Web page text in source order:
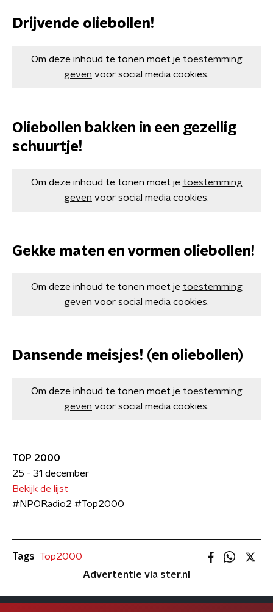
Drijvende oliebollen!
Om deze inhoud te tonen moet je toestemming
geven voor social media cookies.
Oliebollen bakken in een gezellig
schuurtje!
Om deze inhoud te tonen moet je toestemming
geven voor social media cookies.
Gekke maten en vormen oliebollen!
Om deze inhoud te tonen moet je toestemming
geven voor social media cookies.
Dansende meisjes! (en oliebollen)
Om deze inhoud te tonen moet je toestemming
geven voor social media cookies.
TOP 2000
25 - 31 december
Bekijk de lijst
#NPORadio2 #Top2000​
Tags
Top2000
Advertentie via ster.nl